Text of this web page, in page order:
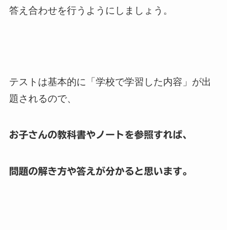
答え合わせを行うようにしましょう。
テストは基本的に「学校で学習した内容」が出
題されるので、
お子さんの教科書やノートを参照すれば、
問題の解き方や答えが分かると思います。